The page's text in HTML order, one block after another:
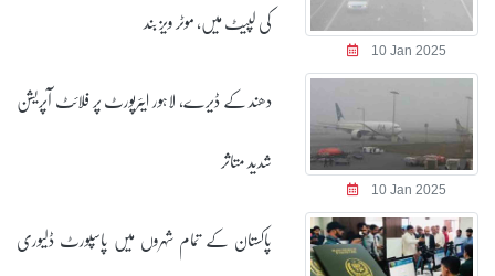
10 Jan 2025
کی لپیٹ میں، موٹر ویز بند
10 Jan 2025
دھند کے ڈیرے، لاہور ایئرپورٹ پر فلائٹ آپریشن
شدید متاثر
پاکستان کے تمام شہروں میں پاسپورٹ ڈلیوری